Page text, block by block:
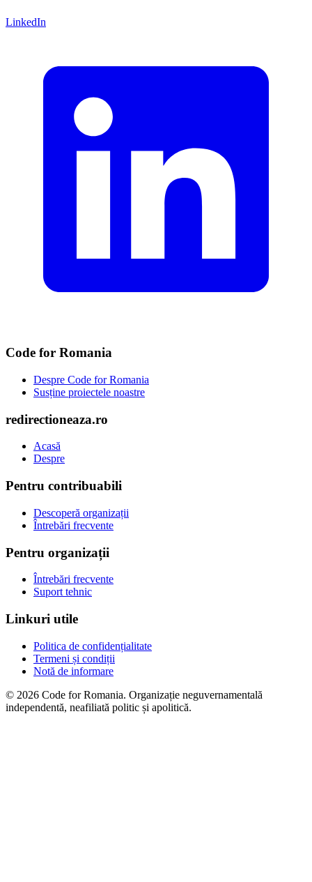
LinkedIn
Code for Romania
Despre Code for Romania
Susține proiectele noastre
redirectioneaza.ro
Acasă
Despre
Pentru contribuabili
Descoperă organizații
Întrebări frecvente
Pentru organizații
Întrebări frecvente
Suport tehnic
Linkuri utile
Politica de confidențialitate
Termeni și condiții
Notă de informare
© 2026 Code for Romania. Organizație neguvernamentală
independentă, neafiliată politic și apolitică.